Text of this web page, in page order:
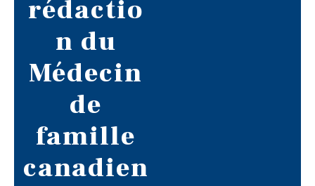
rédactio
n du
Médecin
de
famille
canadien